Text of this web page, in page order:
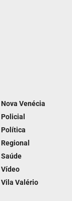
Nova Venécia
Policial
Política
Regional
Saúde
Vídeo
Vila Valério